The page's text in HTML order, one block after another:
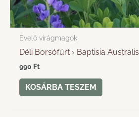
Évelő virágmagok
Déli Borsófürt › Baptisia Australis
990 Ft
KOSÁRBA TESZEM